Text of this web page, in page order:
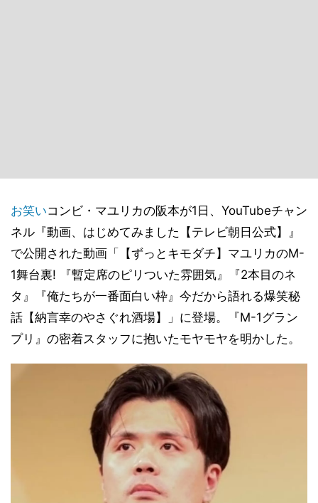
お笑いコンビ・マユリカの阪本が1日、YouTubeチャン
ネル『動画、はじめてみました【テレビ朝日公式】』
で公開された動画「【ずっとキモダチ】マユリカのM-
1舞台裏! 『暫定席のピリついた雰囲気』『2本目のネ
タ』『俺たちが一番面白い枠』今だから語れる爆笑秘
話【納言幸のやさぐれ酒場】」に登場。『M-1グラン
プリ』の密着スタッフに抱いたモヤモヤを明かした。